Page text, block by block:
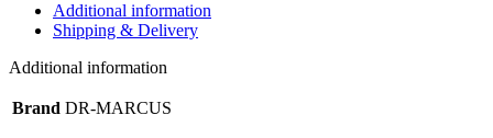
Additional information
Shipping & Delivery
Additional information
Brand DR-MARCUS